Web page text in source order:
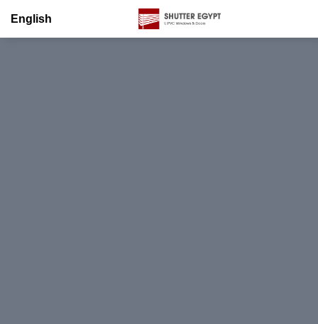
English